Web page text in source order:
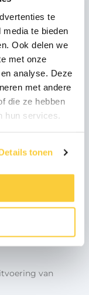
te
te bieden
Ook delen we
met onze
analyse. Deze
met andere
die ze hebben
hun services.
tonen
en
en
van